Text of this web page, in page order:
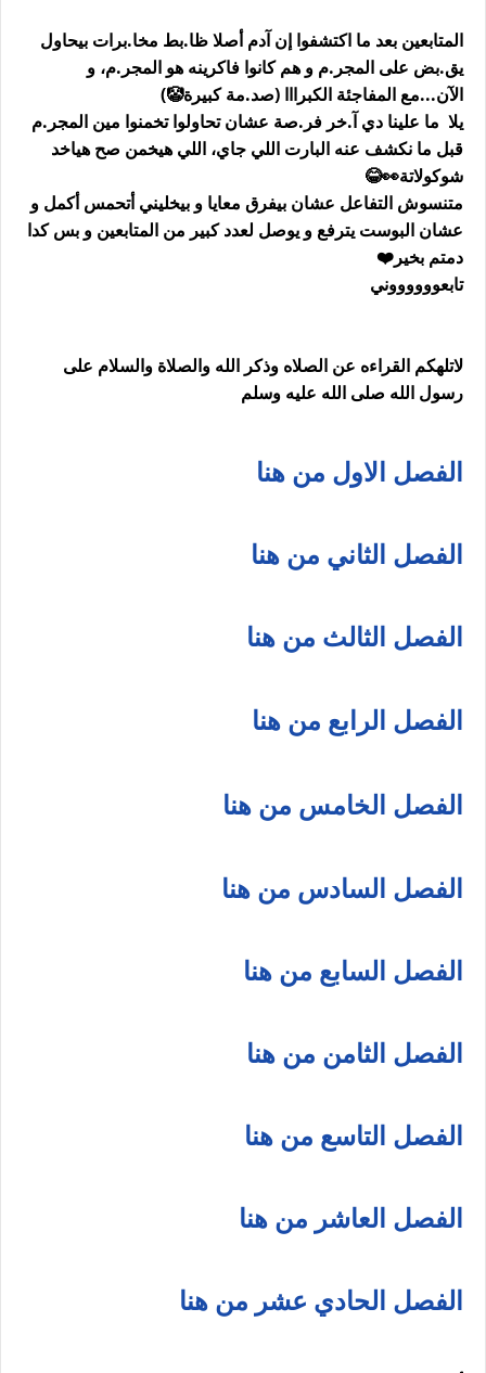
المتابعين بعد ما اكتشفوا إن آدم أصلا ظا.بط مخا.برات بيحاول
يق.بض على المجر.م و هم كانوا فاكرينه هو المجر.م، و
الآن...مع المفاجئة الكبرااا (صد.مة كبيرة🤡)
يلا ما علينا دي آ.خر فر.صة عشان تحاولوا تخمنوا مين المجر.م
قبل ما نكشف عنه البارت اللي جاي، اللي هيخمن صح هياخد
شوكولاتة👀😂
متنسوش التفاعل عشان بيفرق معايا و بيخليني أتحمس أكمل و
عشان البوست يترفع و يوصل لعدد كبير من المتابعين و بس كدا
دمتم بخير❤️
تابعووووووني
لاتلهكم القراءه عن الصلاه وذكر الله والصلاة والسلام على
رسول الله صلى الله عليه وسلم
الفصل الاول من هنا
الفصل الثاني من هنا
الفصل الثالث من هنا
الفصل الرابع من هنا
الفصل الخامس من هنا
الفصل السادس من هنا
الفصل السابع من هنا
الفصل الثامن من هنا
الفصل التاسع من هنا
الفصل العاشر من هنا
الفصل الحادي عشر من هنا